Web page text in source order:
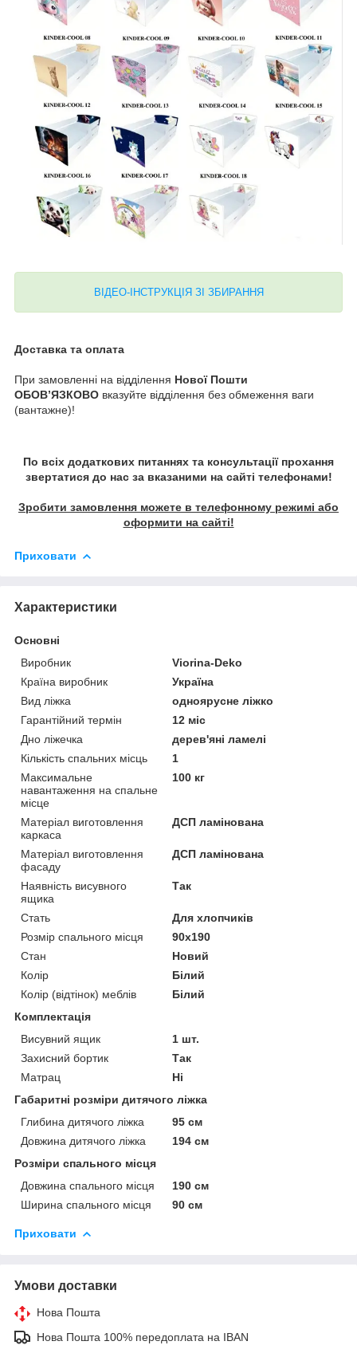
ВІДЕО-ІНСТРУКЦІЯ ЗІ ЗБИРАННЯ
Доставка та оплата
При замовленні на відділення Нової Пошти
ОБОВ’ЯЗКОВО вказуйте відділення без обмеження ваги
(вантажне)!
По всіх додаткових питаннях та консультації прохання
звертатися до нас за вказаними на сайті телефонами!
Зробити замовлення можете в телефонному режимі або
оформити на сайті!
Приховати
Характеристики
Основні
Виробник
Viorina-Deko
Країна виробник
Україна
Вид ліжка
одноярусне ліжко
Гарантійний термін
12 міс
Дно ліжечка
дерев'яні ламелі
Кількість спальних місць
1
Максимальне
навантаження на спальне
місце
100 кг
Матеріал виготовлення
каркаса
ДСП ламінована
Матеріал виготовлення
фасаду
ДСП ламінована
Наявність висувного
ящика
Так
Стать
Для хлопчиків
Розмір спального місця
90х190
Стан
Новий
Колір
Білий
Колір (відтінок) меблів
Білий
Комплектація
Висувний ящик
1 шт.
Захисний бортик
Так
Матрац
Ні
Габаритні розміри дитячого ліжка
Глибина дитячого ліжка
95 см
Довжина дитячого ліжка
194 см
Розміри спального місця
Довжина спального місця
190 см
Ширина спального місця
90 см
Приховати
Умови доставки
Нова Пошта
Нова Пошта 100% передоплата на IBAN